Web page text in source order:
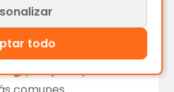
las mejoras a largo plazo
- Comparativa de
y mejores prácticas
todo